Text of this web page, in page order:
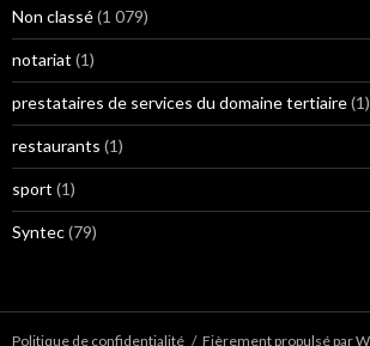
Non classé(1 079)
notariat (1)
prestataires de services du domaine tertiaire(1)
restaurants (1)
sport (1)
Syntec(79)
Politique de confidentialité Fièrement propulsé par